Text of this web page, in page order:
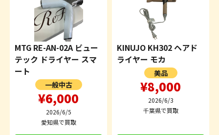
MTG RE-AN-02A ビュー
テック ドライヤー スマ
ート
一般中古
¥6,000
2026/6/5
愛知県で買取
KINUJO KH302 ヘアド
ライヤー モカ
美品
¥8,000
2026/6/3
千葉県で買取